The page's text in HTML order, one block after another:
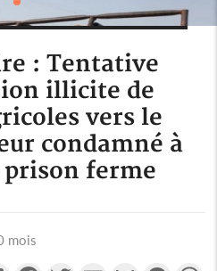
: Tentative
illicite de
vers le
condamné à
prison ferme
mois